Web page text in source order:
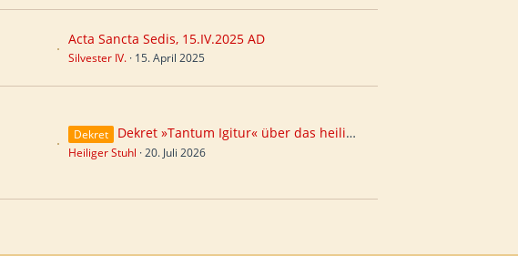
Acta Sancta Sedis, 15.IV.2025 AD
Silvester IV. 15. April 2025
Dekret Dekret »Tantum Igitur« über das heilige Sakrament der Ehe
Heiliger Stuhl 20. Juli 2026